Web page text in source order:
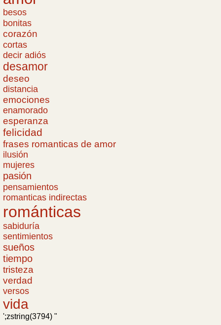
besos
bonitas
corazón
cortas
decir adiós
desamor
deseo
distancia
emociones
enamorado
esperanza
felicidad
frases romanticas de amor
ilusión
mujeres
pasión
pensamientos
romanticas indirectas
románticas
sabiduría
sentimientos
sueños
tiempo
tristeza
verdad
versos
vida
';zstring(3794) "